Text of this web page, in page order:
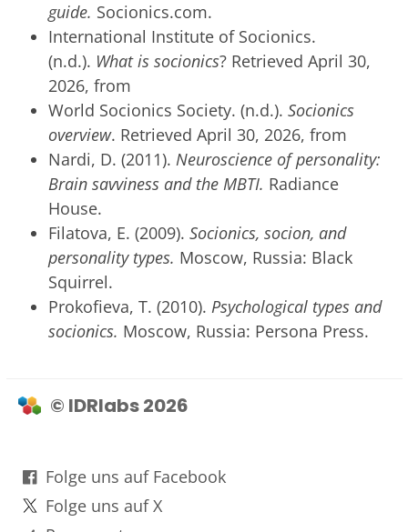
guide. Socionics.com.
International Institute of Socionics.
(n.d.). What is socionics? Retrieved April 30,
2026, from
World Socionics Society. (n.d.). Socionics
overview. Retrieved April 30, 2026, from
Nardi, D. (2011). Neuroscience of personality:
Brain savviness and the MBTI. Radiance
House.
Filatova, E. (2009). Socionics, socion, and
personality types. Moscow, Russia: Black
Squirrel.
Prokofieva, T. (2010). Psychological types and
socionics. Moscow, Russia: Persona Press.
© IDRlabs 2026
Folge uns auf Facebook
Folge uns auf X